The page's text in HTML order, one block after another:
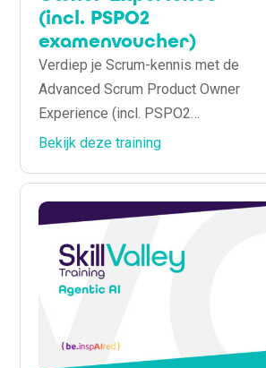
(incl. PSPO2
examenvoucher)
Verdiep je Scrum-kennis met de
Advanced Scrum Product Owner
Experience (incl. PSPO2
examenvoucher) training. Leer
productbeheer en het behalen van je
PSPO2-certificaat. Inclusief
Bekijk deze training